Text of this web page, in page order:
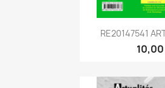
Aperçu
RE20147541